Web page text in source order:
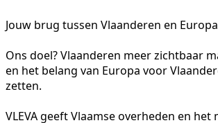
Jouw brug tussen Vlaanderen en Europa
Ons doel? Vlaanderen meer zichtbaar
en het belang van Europa voor
zetten.
VLEVA geeft Vlaamse overheden en